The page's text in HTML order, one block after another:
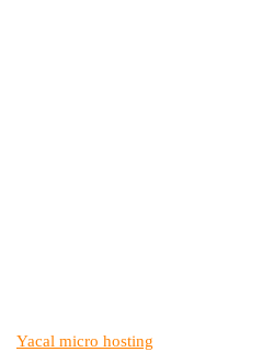
Yacal micro hosting